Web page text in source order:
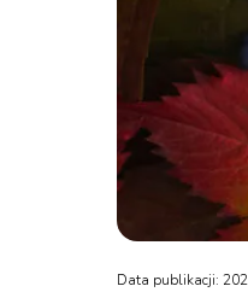
Data publikacji: